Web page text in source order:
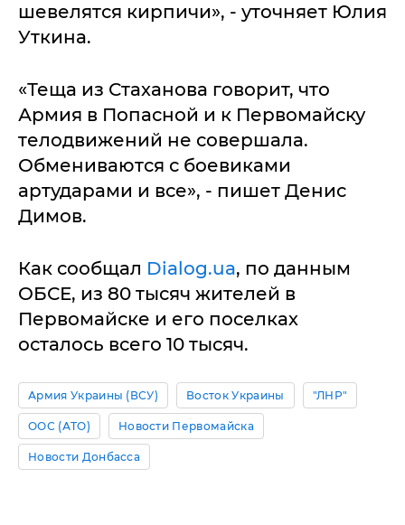
шевелятся кирпичи», - уточняет Юлия
Уткина.
«Теща из Стаханова говорит, что
Армия в Попасной и к Первомайску
телодвижений не совершала.
Обмениваются с боевиками
артударами и все», - пишет Денис
Димов.
Как сообщал Dialog.ua, по данным
ОБСЕ, из 80 тысяч жителей в
Первомайске и его поселках
осталось всего 10 тысяч.
Армия Украины (ВСУ) Восток Украины "ЛНР"
ООС (АТО) Новости Первомайска
Новости Донбасса